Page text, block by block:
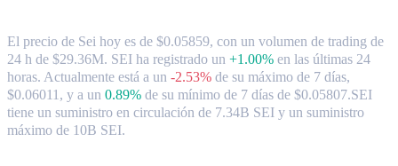
El precio de Sei hoy es de $0.05859, con un volumen de trading de
24 h de $29.36M. SEI ha registrado un +1.00% en las últimas 24
horas. Actualmente está a un -2.53% de su máximo de 7 días,
$0.06011, y a un 0.89% de su mínimo de 7 días de $0.05807.SEI
tiene un suministro en circulación de 7.34B SEI y un suministro
máximo de 10B SEI.